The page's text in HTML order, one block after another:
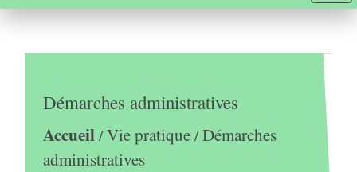
Démarches administratives
Accueil/Vie pratique/Démarches
administratives